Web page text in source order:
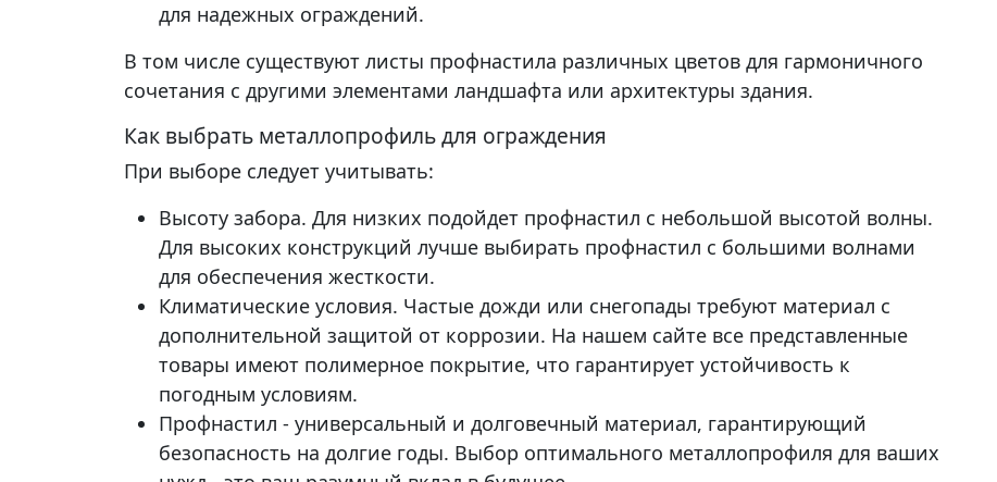
для надежных ограждений.
В том числе существуют листы профнастила различных цветов для гармоничного
сочетания с другими элементами ландшафта или архитектуры здания.
Как выбрать металлопрофиль для ограждения
При выборе следует учитывать:
Высоту забора. Для низких подойдет профнастил с небольшой высотой волны.
Для высоких конструкций лучше выбирать профнастил с большими волнами
для обеспечения жесткости.
Климатические условия. Частые дожди или снегопады требуют материал с
дополнительной защитой от коррозии. На нашем сайте все представленные
товары имеют полимерное покрытие, что гарантирует устойчивость к
погодным условиям.
Профнастил - универсальный и долговечный материал, гарантирующий
безопасность на долгие годы. Выбор оптимального металлопрофиля для ваших